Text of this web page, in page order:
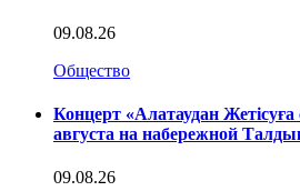
09.08.26
Общество
Концерт «Алатаудан
августа на набережной
09.08.26